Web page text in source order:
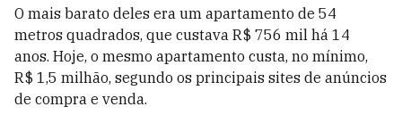
O mais barato deles era um apartamento de 54
metros quadrados, que custava R$ 756 mil há 14
anos. Hoje, o mesmo apartamento custa, no mínimo,
R$ 1,5 milhão, segundo os principais sites de anúncios
de compra e venda.